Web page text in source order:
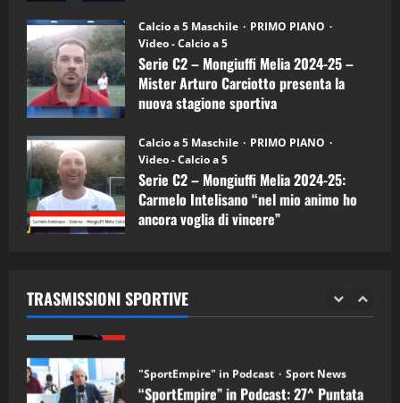
Calcio a 5 Maschile
PRIMO PIANO
Video - Calcio a 5
Serie C2 – Mongiuffi Melia 2024-25 –
Mister Arturo Carciotto presenta la
nuova stagione sportiva
Calcio a 5 Maschile
PRIMO PIANO
Video - Calcio a 5
Serie C2 – Mongiuffi Melia 2024-25:
Carmelo Intelisano “nel mio animo ho
ancora voglia di vincere”
TRASMISSIONI SPORTIVE
1
“SportEmpire” in Podcast: 30^ Puntata
(Martedi 05 Maggio 2026)
08/05/2026
2
“SportEmpire” in Podcast: 29^ Puntata
(Martedi 28 Aprile 2026)
28/04/2026
3 21/04/2026
“SportEmpire” in Podcast: 27^ Puntata
(Martedi 14 Aprile 2026)